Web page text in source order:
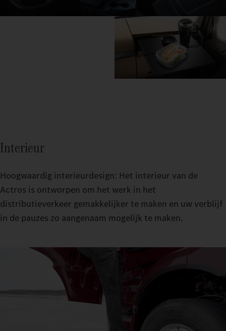
Interieur
Hoogwaardig interieurdesign: Het interieur van de
Actros is ontworpen om het werk in het
distributieverkeer gemakkelijker te maken en uw verblijf
in de pauzes zo aangenaam mogelijk te maken.